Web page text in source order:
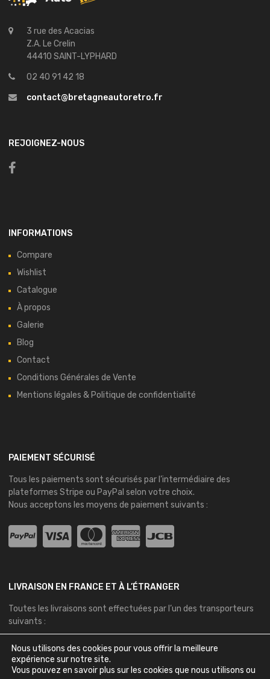
3 rue des Acacias
Z.A. Le Crelin
44410 SAINT-LYPHARD
02 40 91 42 18
contact@bretagneautoretro.fr
REJOIGNEZ-NOUS
INFORMATIONS
Compare
Wishlist
Catalogue
À propos
Galerie
Blog
Contact
Conditions Générales de Vente
Mentions légales & Politique de confidentialité
PAIEMENT SÉCURISÉ
Tous les paiements sont sécurisés par l’intermédiaire des
plateformes Stripe ou PayPal selon votre choix.
Nous acceptons les moyens de paiement suivants :
LIVRAISON EN FRANCE ET À L’ÉTRANGER
Toutes les livraisons sont effectuées par l’un des transporteurs
suivants :
Nous utilisons des cookies pour vous offrir la meilleure
expérience sur notre site.
Vous pouvez en savoir plus sur les cookies que nous utilisons ou